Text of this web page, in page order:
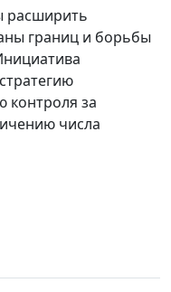
расширить
границ и борьбы
контроля за
числа